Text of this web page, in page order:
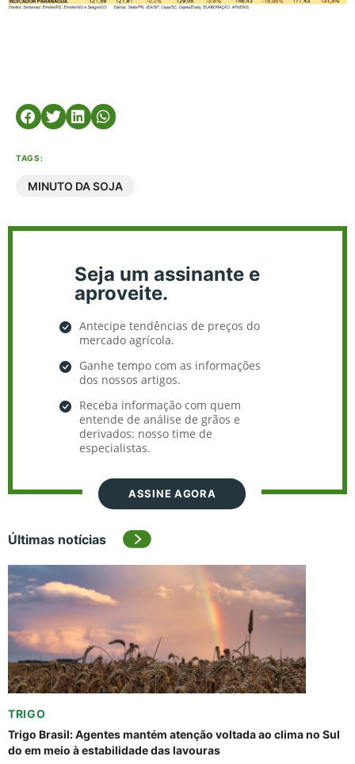
TAGS:
MINUTO DA SOJA
Seja um assinante e
aproveite.
Antecipe tendências de preços do
mercado agrícola.
Ganhe tempo com as informações
dos nossos artigos.
Receba informação com quem
entende de análise de grãos e
derivados: nosso time de
especialistas.
ASSINE AGORA
Últimas notícias
TRIGO
Trigo Brasil: Agentes mantém atenção voltada ao clima no Sul
do em meio à estabilidade das lavouras